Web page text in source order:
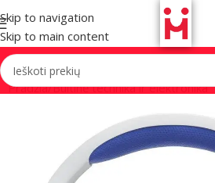
Skip to navigation
Skip to main content
Pradžia/Buitinė technika ir elektronika